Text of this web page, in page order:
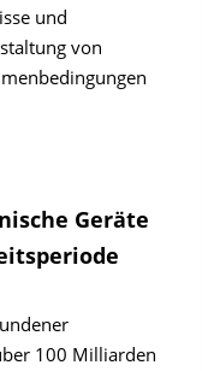
und
von
Geräte
100 Milliarden